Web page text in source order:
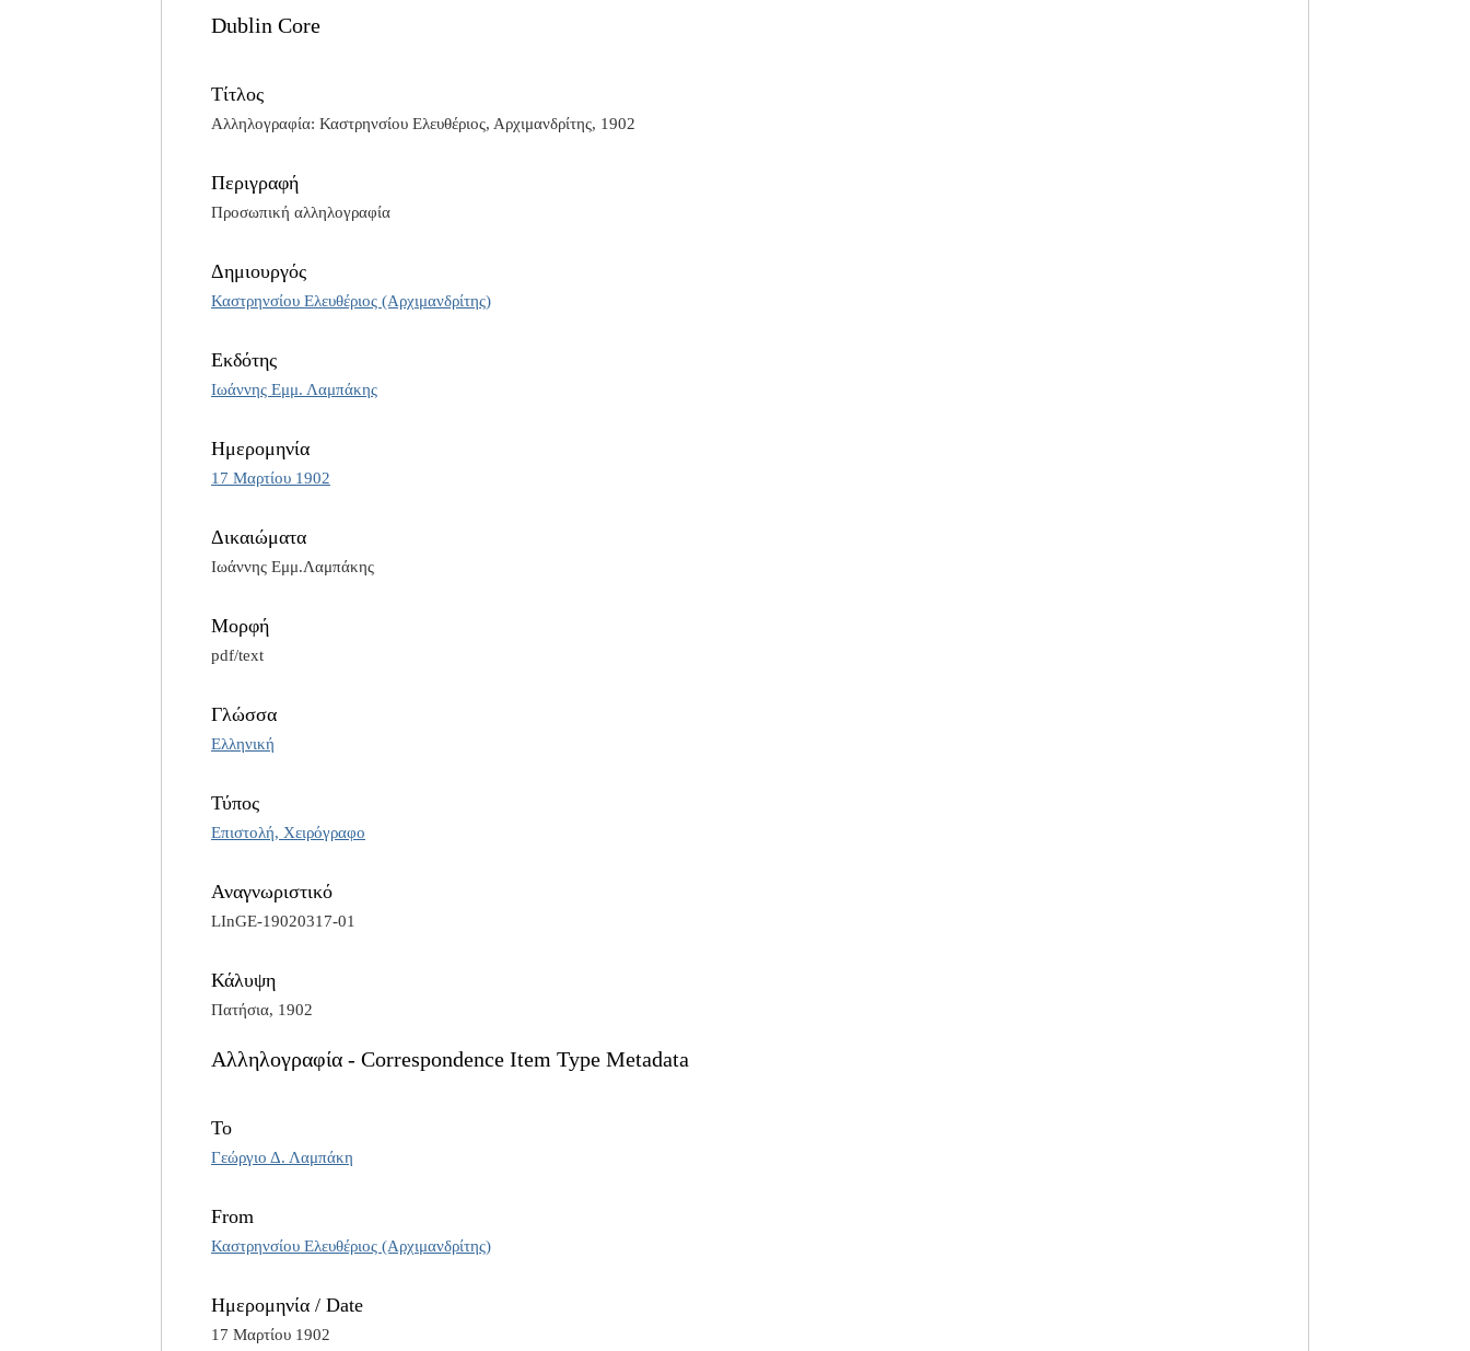
Dublin Core
Τίτλος
Αλληλογραφία: Καστρηνσίου Ελευθέριος, Αρχιμανδρίτης, 1902
Περιγραφή
Προσωπική αλληλογραφία
Δημιουργός
Καστρηνσίου Ελευθέριος (Αρχιμανδρίτης)
Εκδότης
Ιωάννης Εμμ. Λαμπάκης
Ημερομηνία
17 Μαρτίου 1902
Δικαιώματα
Ιωάννης Εμμ.Λαμπάκης
Μορφή
pdf/text
Γλώσσα
Ελληνική
Τύπος
Επιστολή, Χειρόγραφο
Αναγνωριστικό
LInGE-19020317-01
Κάλυψη
Πατήσια, 1902
Αλληλογραφία - Correspondence Item Type Metadata
To
Γεώργιο Δ. Λαμπάκη
From
Καστρηνσίου Ελευθέριος (Αρχιμανδρίτης)
Ημερομηνία / Date
17 Μαρτίου 1902